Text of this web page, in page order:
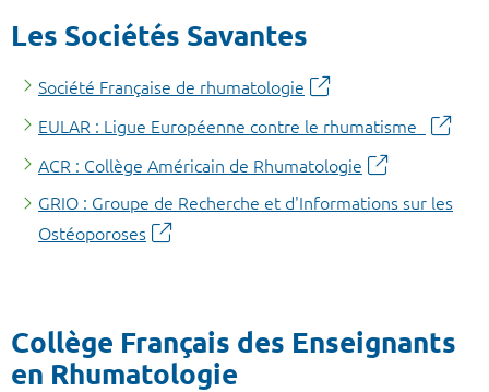
Les Sociétés Savantes
Société Française de rhumatologie
EULAR : Ligue Européenne contre le rhumatisme
ACR : Collège Américain de Rhumatologie
GRIO : Groupe de Recherche et d'Informations sur les
Ostéoporoses
Collège Français des Enseignants
en Rhumatologie